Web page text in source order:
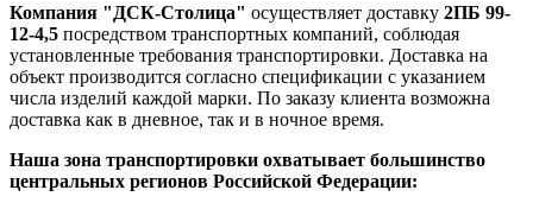
Компания "ДСК-Столица" осуществляет доставку 2ПБ 99-
12-4,5 посредством транспортных компаний, соблюдая
установленные требования транспортировки. Доставка на
объект производится согласно спецификации с указанием
числа изделий каждой марки. По заказу клиента возможна
доставка как в дневное, так и в ночное время.
Наша зона транспортировки охватывает большинство
центральных регионов Российской Федерации: